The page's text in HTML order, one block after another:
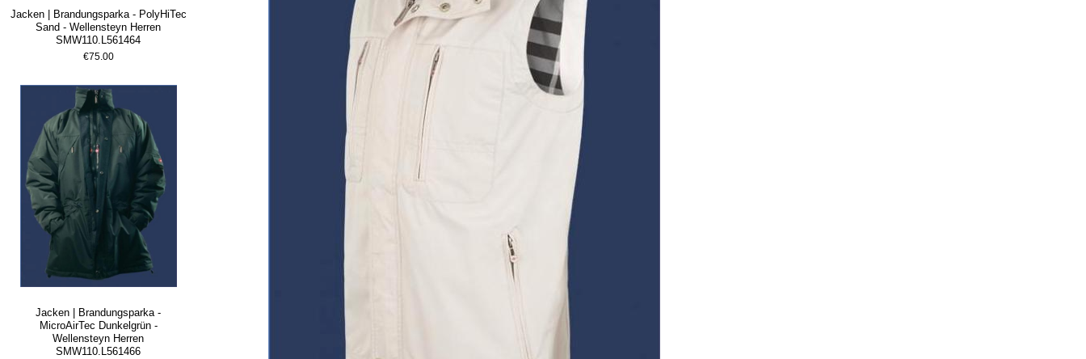
Jacken | Brandungsparka - PolyHiTec
Sand - Wellensteyn Herren
SMW110.L561464
€75.00
Jacken | Brandungsparka -
MicroAirTec Dunkelgrün -
Wellensteyn Herren
SMW110.L561466